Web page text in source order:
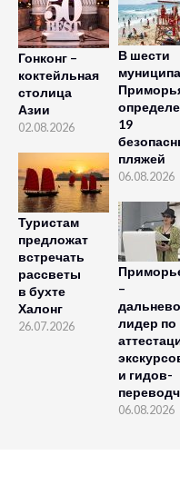
Гонконг –
коктейльная
столица
Азии
02.08.2026
Туристам
предложат
встречать
рассветы
в бухте
Халонг
26.07.2026
В шести
19
пляжей
06.08.2026
–
лидер по
и гидов-
06.08.2026